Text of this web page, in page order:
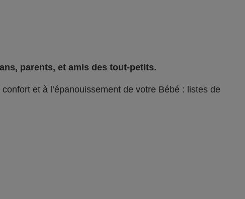
parents, et amis des tout-petits.
et à l’épanouissement de votre Bébé : listes de